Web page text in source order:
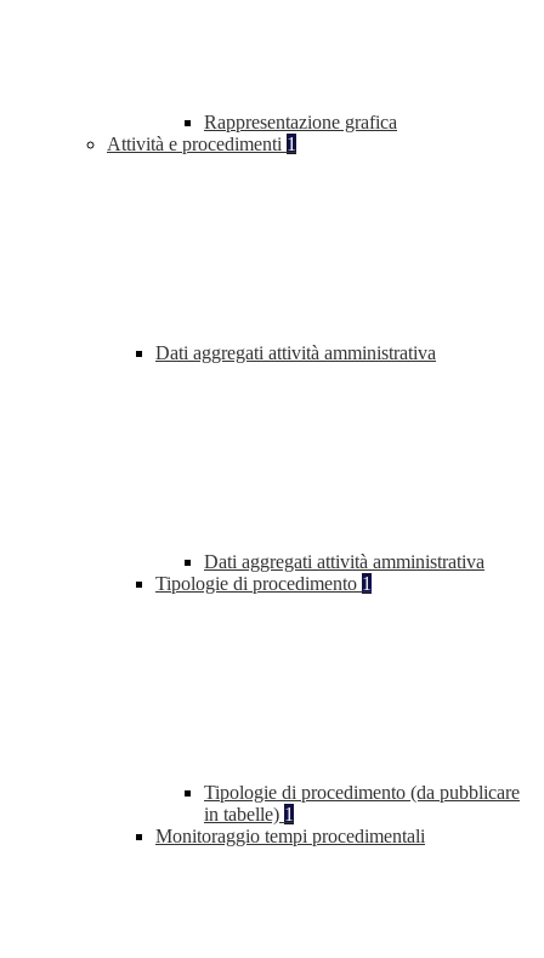
Rappresentazione grafica
Attività e procedimenti 1
Dati aggregati attività amministrativa
Dati aggregati attività amministrativa
Tipologie di procedimento 1
Tipologie di procedimento (da pubblicare
in tabelle) 1
Monitoraggio tempi procedimentali